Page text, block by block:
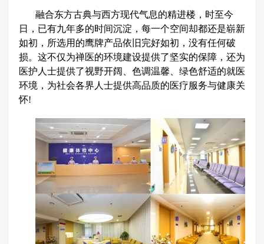
融合东方古典与西方现代气息的精进楼，时至今
日，已有九年多的时间沉淀，每一个空间却都还是崭新
如初，所选用的鹰牌产品依旧完好如初，没有任何破
损。这不仅为禅医的环境建设提供了坚实的保障，还为
医护人士提供了视野开阔、色调温馨、绿色舒适的就医
环境，为社会各界人士提供高品质的医疗服务与健康关
怀!